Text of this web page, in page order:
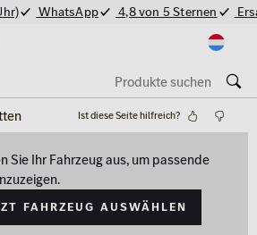
WhatsApp 4,8 von 5 Sternen
Ist diese Seite hilfreich?
Sie Ihr Fahrzeug aus, um passende
Fahrzeug auswählen